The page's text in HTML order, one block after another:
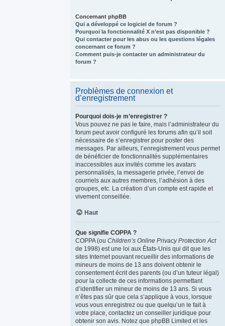
Concernant phpBB
Qui a développé ce logiciel de forum ?
Pourquoi la fonctionnalité X n’est pas disponible ?
Qui contacter pour les abus ou les questions légales
concernant ce forum ?
Comment puis-je contacter un administrateur du
forum ?
Problèmes de connexion et
d’enregistrement
Pourquoi dois-je m’enregistrer ?
Vous pouvez ne pas le faire, mais l’administrateur du
forum peut avoir configuré les forums afin qu’il soit
nécessaire de s’enregistrer pour poster des
messages. Par ailleurs, l’enregistrement vous permet
de bénéficier de fonctionnalités supplémentaires
inaccessibles aux invités comme les avatars
personnalisés, la messagerie privée, l’envoi de
courriels aux autres membres, l’adhésion à des
groupes, etc. La création d’un compte est rapide et
vivement conseillée.
Haut
Que signifie COPPA ?
COPPA (ou Children’s Online Privacy Protection Act
de 1998) est une loi aux États-Unis qui dit que les
sites Internet pouvant recueillir des informations de
mineurs de moins de 13 ans doivent obtenir le
consentement écrit des parents (ou d’un tuteur légal)
pour la collecte de ces informations permettant
d’identifier un mineur de moins de 13 ans. Si vous
n’êtes pas sûr que cela s’applique à vous, lorsque
vous vous enregistrez ou que quelqu’un le fait à
votre place, contactez un conseiller juridique pour
obtenir son avis. Notez que phpBB Limited et les